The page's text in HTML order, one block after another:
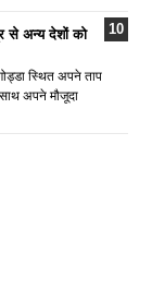
से अन्य देशों को
स्थित अपने ताप
अपने मौजूदा